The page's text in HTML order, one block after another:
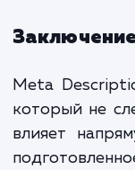
Description
как они
внести